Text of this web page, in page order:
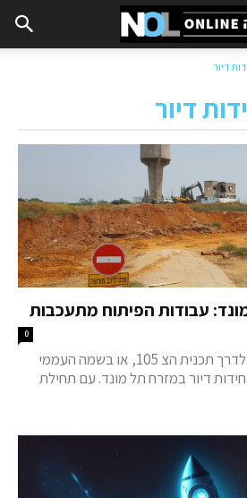
עבודות הפיתוח מתעכבות
0
בחודש ינואר השנה יצאה לדרך תכנית הצ 105, או בשמה העממי
105 לבניית 880 יחידות דיור במזרח תל מונד. עם תחילת